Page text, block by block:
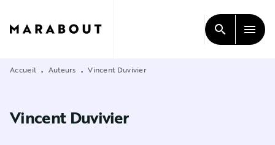
CONTENU
search menu
Accueil • Auteurs • Vincent Duvivier
Vincent Duvivier